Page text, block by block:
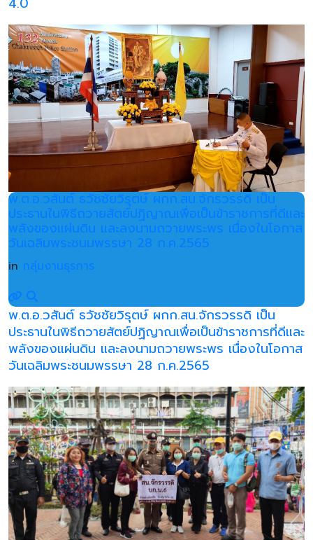
พ.ต.อ.วสันต์ ธวัชชัยวิรุตษ์ ผกก.สน.จักรวรรดิ เป็น
ประธานในพิธีถวายสัตย์ปฏิญาณเพื่อเป็นข้าราชการที่ดีและ
พลังของแผ่นดิน และลงนามถวายพระพร เนื่องในโอกาส
วันเฉลิมพระชนมพรรษา 28 ก.ค.2565
in กลุ่มงานธุรการ
พ.ต.อ.วสันต์ ธวัชชัยวิรุตษ์ ผกก.สน.จักรวรรดิ เป็น
ประธานในพิธีถวายสัตย์ปฏิญาณเพื่อเป็นข้าราชการที่ดีและ
พลังของแผ่นดิน และลงนามถวายพระพร เนื่องในโอกาส
วันเฉลิมพระชนมพรรษา 28 ก.ค.2565